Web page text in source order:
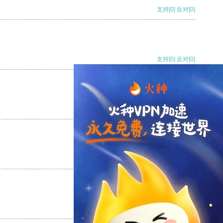
支持[0] 反对[0]
支持[0] 反对[0]
支持[0] 反对
支持
反对 [0]